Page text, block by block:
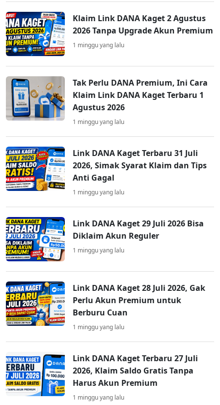
Klaim Link DANA Kaget 2 Agustus
2026 Tanpa Upgrade Akun Premium
1 minggu yang lalu
Tak Perlu DANA Premium, Ini Cara
Klaim Link DANA Kaget Terbaru 1
Agustus 2026
1 minggu yang lalu
Link DANA Kaget Terbaru 31 Juli
2026, Simak Syarat Klaim dan Tips
Anti Gagal
1 minggu yang lalu
Link DANA Kaget 29 Juli 2026 Bisa
Diklaim Akun Reguler
1 minggu yang lalu
Link DANA Kaget 28 Juli 2026, Gak
Perlu Akun Premium untuk
Berburu Cuan
1 minggu yang lalu
Link DANA Kaget Terbaru 27 Juli
2026, Klaim Saldo Gratis Tanpa
Harus Akun Premium
1 minggu yang lalu